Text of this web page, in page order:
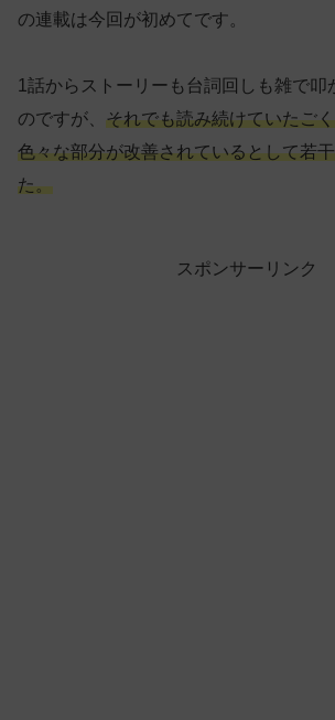
の連載は今回が初めてです。
1話からストーリーも台詞回しも雑で叩
のですが、 それでも読み続けていたご
色々な部分が改善されているとして若
た。
スポンサーリンク